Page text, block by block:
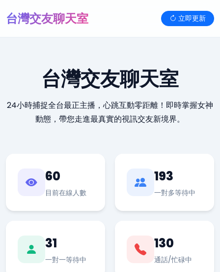
台灣交友聊天室 立即更新
台灣交友聊天室
24小時捕捉全台最正主播，心跳互動零距離！即時掌握女神
動態，帶您走進最真實的視訊交友新境界。
60
目前在線人數
193
一對多等待中
31
一對一等待中
130
通話/忙碌中